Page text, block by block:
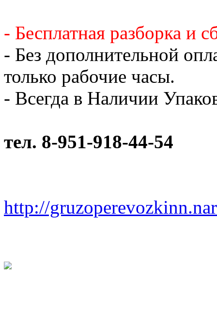
- Бесплатная разборка и
- Без дополнительной
только рабочие часы.
- Всегда в Наличии
тел. 8-951-918-44-54
http://